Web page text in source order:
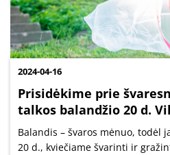
2024-04-16
Prisidėkime prie
talkos balandžio 20 d.
Balandis – švaros mėnuo, todėl
20 d., kviečiame švarinti ir